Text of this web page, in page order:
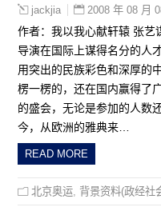
jackjia 2008 年 08 月
作者：我以我心献轩辕 张艺
导演在国际上谋得名分的人
用突出的民族彩色和深厚的
楞一楞的，还在国内赢得了
的盛会，无论是参加的人数
今，从欧洲的雅典来…
READ MORE
北京奥运 背景资料(政经社